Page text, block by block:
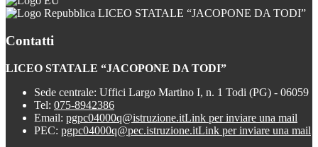
LICEO STATALE “JACOPONE DA TODI”
Contatti
LICEO STATALE “JACOPONE DA TODI”
Sede centrale: Uffici Largo Martino I, n. 1 Todi (PG) - 06059
Tel: 075-8942386
Email: pgpc04000q@istruzione.itLink per inviare una mail
PEC: pgpc04000q@pec.istruzione.itLink per inviare una mail